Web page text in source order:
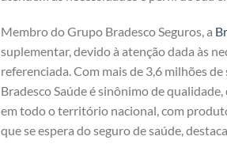
Membro do Grupo Bradesco Seguros, a
suplementar, devido à atenção dada às
referenciada. Com mais de 3,6 milhões
Bradesco Saúde é sinônimo de
em todo o território nacional, com
que se espera do seguro de saúde,